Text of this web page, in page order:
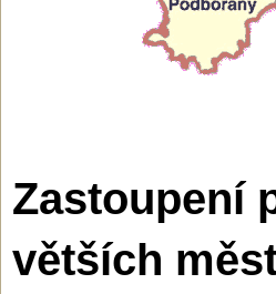
Zastoupení
větších